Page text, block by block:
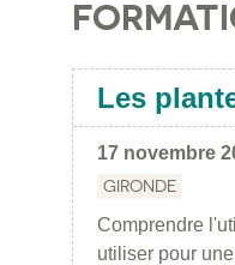
Les
17 novembre
GIRONDE
Comprendre
utiliser pour